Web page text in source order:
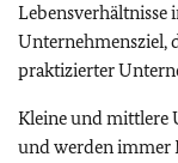
Lebensverhältnisse
Unternehmensziel,
praktizierter
Kleine und mittlere
und werden immer